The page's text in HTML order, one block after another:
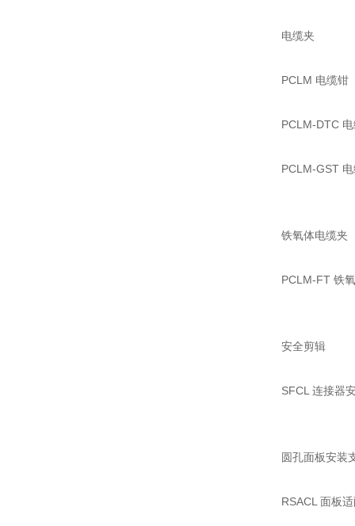
电缆夹
PCLM 电缆钳
PCLM-DTC
PCLM-GST
铁氧体电缆夹
PCLM-FT 铁
安全剪辑
SFCL 连接器
圆孔面板安装
RSACL 面板